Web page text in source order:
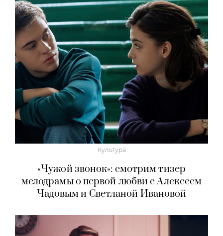
Культура
«Чужой звонок»: смотрим тизер
мелодрамы о первой любви с Алексеем
Чадовым и Светланой Ивановой